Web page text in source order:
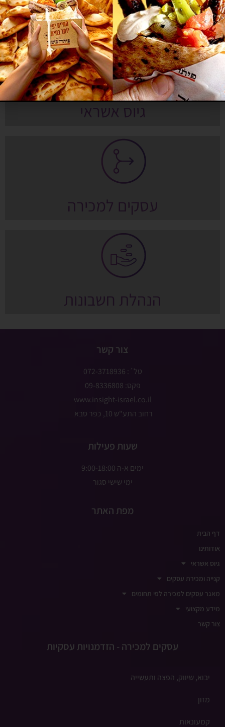
לפרטים נוספים צרו קשר עכשיו
גיוס אשראי
עסקים למכירה
הנהלת חשבונות
צור קשר
טל´: 072-3718936
פקס: 09-8336808
www.insight-israel.co.il
רחוב התע"ש 10, כפר סבא
שעות פעילות
ימים א-ה 9:00-18:00
ימי שישי סגור
מפת האתר
דף הבית
אודותינו
גיוס אשראי
קנייה ומכירת עסקים
מאגר עסקים למכירה לפי תחומים
מידע מקצועי
צור קשר
עסקים למכירה - הזדמנויות עסקיות
יבוא, שיווק, הפצה ותעשייה
מזון
קמעונאות